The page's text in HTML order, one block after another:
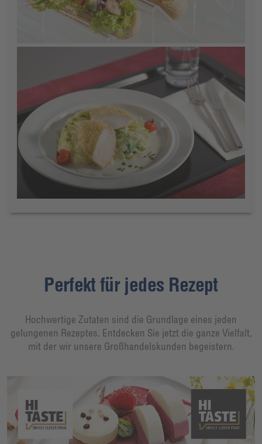
Perfekt für jedes Rezept
Hochwertige Zutaten sind die Grundlage eines jeden
gelungenen Rezeptes. Entdecken Sie jetzt die ganze Vielfalt,
mit der wir unsere Großhandelskunden begeistern.